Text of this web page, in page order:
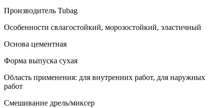
Производитель Tubag
Особенности свлагостойкий, морозостойкий, эластичный
Основа цементная
Форма выпуска сухая
Область применения: для внутренних работ, для наружных
работ
Смешивание дрель/миксер